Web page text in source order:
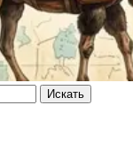
Искать